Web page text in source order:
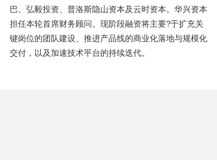
巴、弘毅投资、普洛斯隐山资本及云时资本。华兴资本
担任本轮首席财务顾问。现阶段融资将主要?于扩充关
键岗位的团队建设、推进产品线的商业化落地与规模化
交付，以及加速技术平台的持续迭代。